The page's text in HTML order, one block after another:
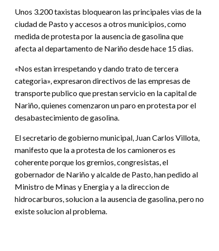
Unos 3.200 taxistas bloquearon las principales vias de la
ciudad de Pasto y accesos a otros municipios, como
medida de protesta por la ausencia de gasolina que
afecta al departamento de Nariño desde hace 15 dias.
«Nos estan irrespetando y dando trato de tercera
categoria», expresaron directivos de las empresas de
transporte publico que prestan servicio en la capital de
Nariño, quienes comenzaron un paro en protesta por el
desabastecimiento de gasolina.
El secretario de gobierno municipal, Juan Carlos Villota,
manifesto que la a protesta de los camioneros es
coherente porque los gremios, congresistas, el
gobernador de Nariño y alcalde de Pasto, han pedido al
Ministro de Minas y Energia y a la direccion de
hidrocarburos, solucion a la ausencia de gasolina, pero no
existe solucion al problema.